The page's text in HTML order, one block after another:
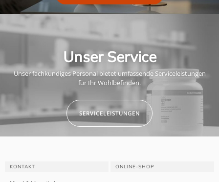
Unser Service
Unser fachkundiges Personal bietet umfassende Serviceleistungen
für Ihr Wohlbefinden.
SERVICELEISTUNGEN
KONTAKT ONLINE-SHOP